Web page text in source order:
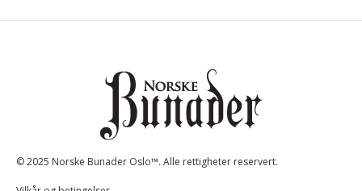
© 2025 Norske Bunader Oslo™. Alle rettigheter reservert.